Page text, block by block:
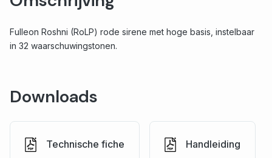
Fulleon Roshni (RoLP) rode sirene met hoge basis, instelbaar
in 32 waarschuwingstonen.
Downloads
Technische fiche Handleiding